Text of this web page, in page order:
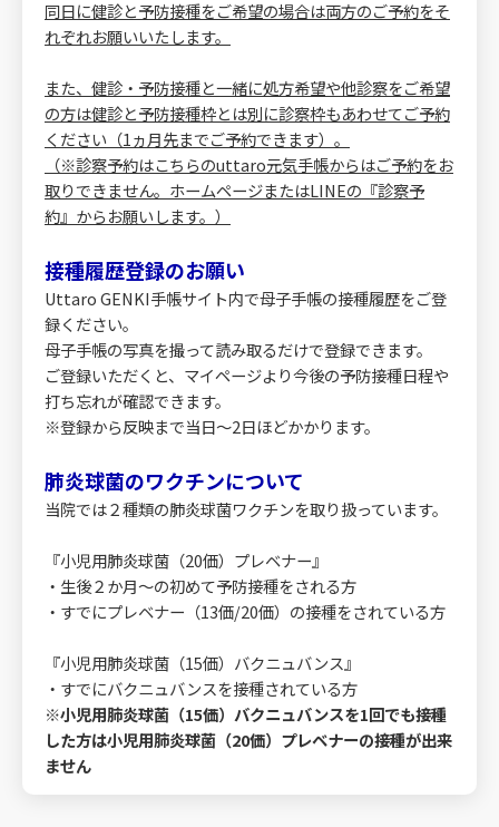
同日に健診と予防接種をご希望の場合は両方のご予約をそ
れぞれお願いいたします。
また、健診・予防接種と一緒に処方希望や他診察をご希望
の方は健診と予防接種枠とは別に診察枠もあわせてご予約
ください（1ヵ月先までご予約できます）。
（※診察予約はこちらのuttaro元気手帳からはご予約をお
取りできません。ホームページまたはLINEの『診察予
約』からお願いします。）
接種履歴登録のお願い
Uttaro GENKI手帳サイト内で母子手帳の接種履歴をご登
録ください。
母子手帳の写真を撮って読み取るだけで登録できます。
ご登録いただくと、マイページより今後の予防接種日程や
打ち忘れが確認できます。
※登録から反映まで当日～2日ほどかかります。
肺炎球菌のワクチンについて
当院では２種類の肺炎球菌ワクチンを取り扱っています。
『小児用肺炎球菌（20価）プレベナー』
・生後２か月～の初めて予防接種をされる方
・すでにプレベナー（13価/20価）の接種をされている方
『小児用肺炎球菌（15価）バクニュバンス』
・すでにバクニュバンスを接種されている方
※小児用肺炎球菌（15価）バクニュバンスを1回でも接種
した方は小児用肺炎球菌（20価）プレベナーの接種が出来
ません